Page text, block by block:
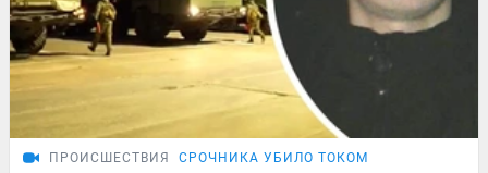
ПРОИСШЕСТВИЯ СРОЧНИКА УБИЛО ТОКОМ